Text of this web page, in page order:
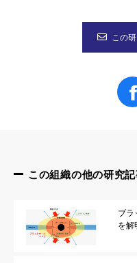
図2 大阪大学が発明した「
このコイルは、平行に並
この
この組織の他の研究
ブラ
を解